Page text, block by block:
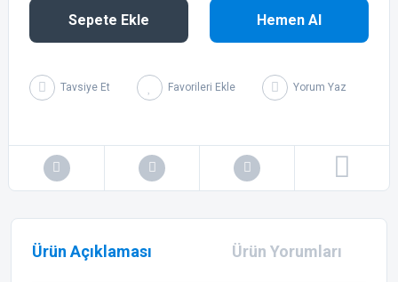
Sepete Ekle Hemen Al
Tavsiye Et Yorum Yaz
Ürün Açıklaması Ürün Yorumları